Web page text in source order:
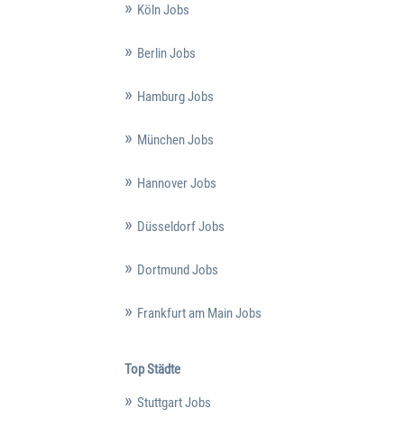
Köln Jobs
Berlin Jobs
Hamburg Jobs
München Jobs
Hannover Jobs
Düsseldorf Jobs
Dortmund Jobs
Frankfurt am Main Jobs
Top Städte
Stuttgart Jobs